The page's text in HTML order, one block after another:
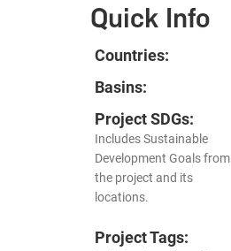
Quick Info
Countries:
Basins:
Project SDGs:
Includes Sustainable
Development Goals from
the project and its
locations.
Project Tags: